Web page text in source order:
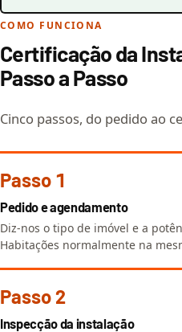
COMO FUNCIONA
Certificação da
Passo a Passo
Cinco passos, do pedido ao
Passo 1
Pedido e agendamento
Diz-nos o tipo de imóvel e a
Habitações normalmente na
Passo 2
Inspecção da instalação